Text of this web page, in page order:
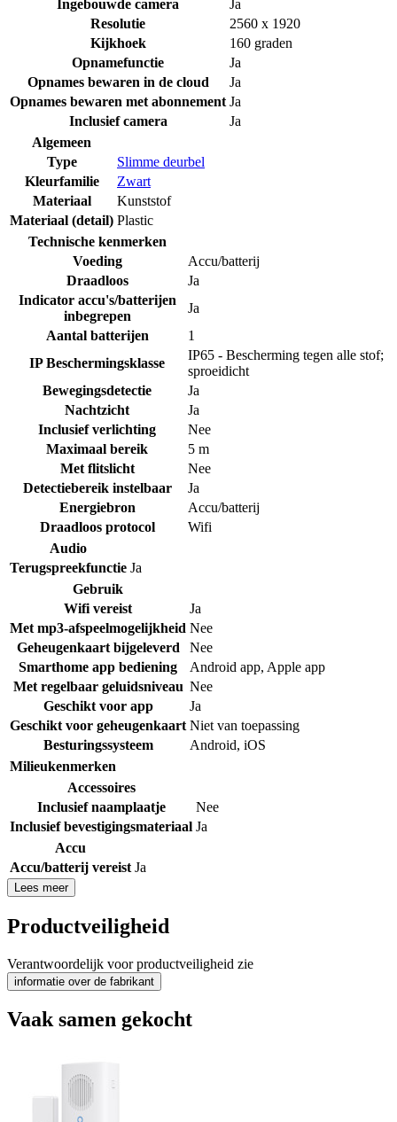
Ingebouwde camera
Ja
Resolutie
2560 x 1920
Kijkhoek
160 graden
Opnamefunctie
Ja
Opnames bewaren in de cloud
Ja
Opnames bewaren met abonnement Ja
Inclusief camera
Ja
Algemeen
Type
Slimme deurbel
Kleurfamilie
Zwart
Materiaal
Kunststof
Materiaal (detail) Plastic
Technische kenmerken
Voeding
Accu/batterij
Draadloos
Ja
Indicator accu's/batterijen
inbegrepen
Ja
Aantal batterijen
1
IP Beschermingsklasse
IP65 - Bescherming tegen alle stof;
sproeidicht
Bewegingsdetectie
Ja
Nachtzicht
Ja
Inclusief verlichting
Nee
Maximaal bereik
5 m
Met flitslicht
Nee
Detectiebereik instelbaar
Ja
Energiebron
Accu/batterij
Draadloos protocol
Wifi
Audio
Terugspreekfunctie Ja
Gebruik
Wifi vereist
Ja
Met mp3-afspeelmogelijkheid Nee
Geheugenkaart bijgeleverd
Nee
Smarthome app bediening
Android app, Apple app
Met regelbaar geluidsniveau Nee
Geschikt voor app
Ja
Geschikt voor geheugenkaart Niet van toepassing
Besturingssysteem
Android, iOS
Milieukenmerken
Accessoires
Inclusief naamplaatje
Nee
Inclusief bevestigingsmateriaal Ja
Accu
Accu/batterij vereist Ja
Lees meer
Productveiligheid
Verantwoordelijk voor productveiligheid zie
informatie over de fabrikant
Vaak samen gekocht